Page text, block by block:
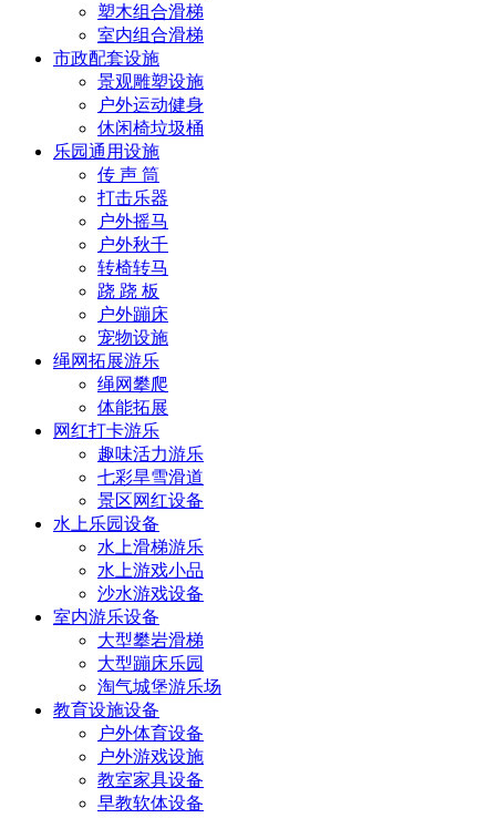
塑木组合滑梯
室内组合滑梯
市政配套设施
景观雕塑设施
户外运动健身
休闲椅垃圾桶
乐园通用设施
传 声 筒
打击乐器
户外摇马
户外秋千
转椅转马
跷 跷 板
户外蹦床
宠物设施
绳网拓展游乐
绳网攀爬
体能拓展
网红打卡游乐
趣味活力游乐
七彩旱雪滑道
景区网红设备
水上乐园设备
水上滑梯游乐
水上游戏小品
沙水游戏设备
室内游乐设备
大型攀岩滑梯
大型蹦床乐园
淘气城堡游乐场
教育设施设备
户外体育设备
户外游戏设施
教室家具设备
早教软体设备